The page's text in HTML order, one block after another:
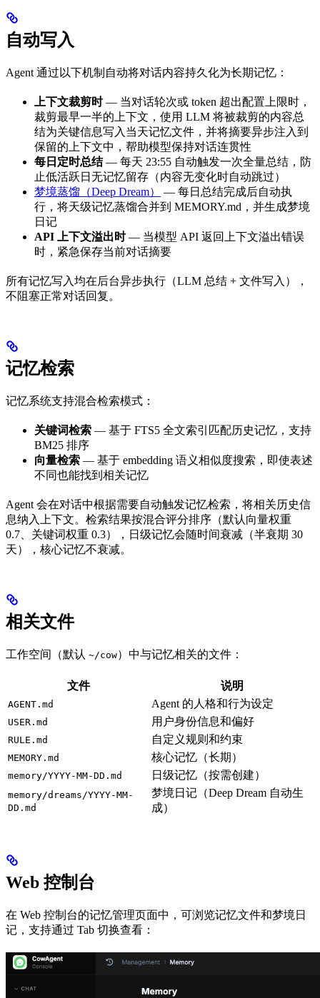
自动写入
Agent 通过以下机制自动将对话内容持久化为长期记忆：
上下文裁剪时— 当对话轮次或 token 超出配置上限时，
裁剪最早一半的上下文，使用 LLM 将被裁剪的内容总
结为关键信息写入当天记忆文件，并将摘要异步注入到
保留的上下文中，帮助模型保持对话连贯性
每日定时总结— 每天 23:55 自动触发一次全量总结，防
止低活跃日无记忆留存（内容无变化时自动跳过）
梦境蒸馏（Deep Dream）
— 每日总结完成后自动执
行，将天级记忆蒸馏合并到 MEMORY.md，并生成梦境
日记
API 上下文溢出时— 当模型 API 返回上下文溢出错误
时，紧急保存当前对话摘要
所有记忆写入均在后台异步执行（LLM 总结 + 文件写入），
不阻塞正常对话回复。
记忆检索
记忆系统支持混合检索模式：
关键词检索 — 基于 FTS5 全文索引匹配历史记忆，支持
BM25 排序
向量检索 — 基于 embedding 语义相似度搜索，即使表述
不同也能找到相关记忆
Agent 会在对话中根据需要自动触发记忆检索，将相关历史信
息纳入上下文。检索结果按混合评分排序（默认向量权重
0.7、关键词权重 0.3），日级记忆会随时间衰减（半衰期 30
天），核心记忆不衰减。
相关文件
工作空间（默认 ~/cow）中与记忆相关的文件：
文件 说明
AGENT.md Agent 的人格和行为设定
USER.md 用户身份信息和偏好
RULE.md 自定义规则和约束
MEMORY.md 核心记忆（长期）
memory/YYYY-MM-DD.md 日级记忆（按需创建）
memory/dreams/YYYY-MM-
DD.md
梦境日记（Deep Dream 自动生
成）
Web 控制台
在 Web 控制台的记忆管理页面中，可浏览记忆文件和梦境日
记，支持通过 Tab 切换查看：